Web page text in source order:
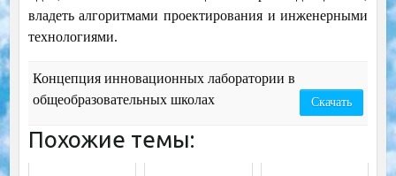
владеть алгоритмами проектирования и инженерными
технологиями.
Концепция инновационных лаборатории в
общеобразовательных школах
Скачать
Похожие темы: